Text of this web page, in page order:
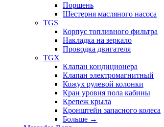
Поршень
Шестерня масляного насоса
TGS
Корпус топливного фильтра
Накладка на зеркало
Проводка двигателя
TGX
Клапан кондиционера
Клапан электромагнитный
Кожух рулевой колонки
Кран уровня пола кабины
Крепеж крыла
Кронштейн запасного колеса
Больше →